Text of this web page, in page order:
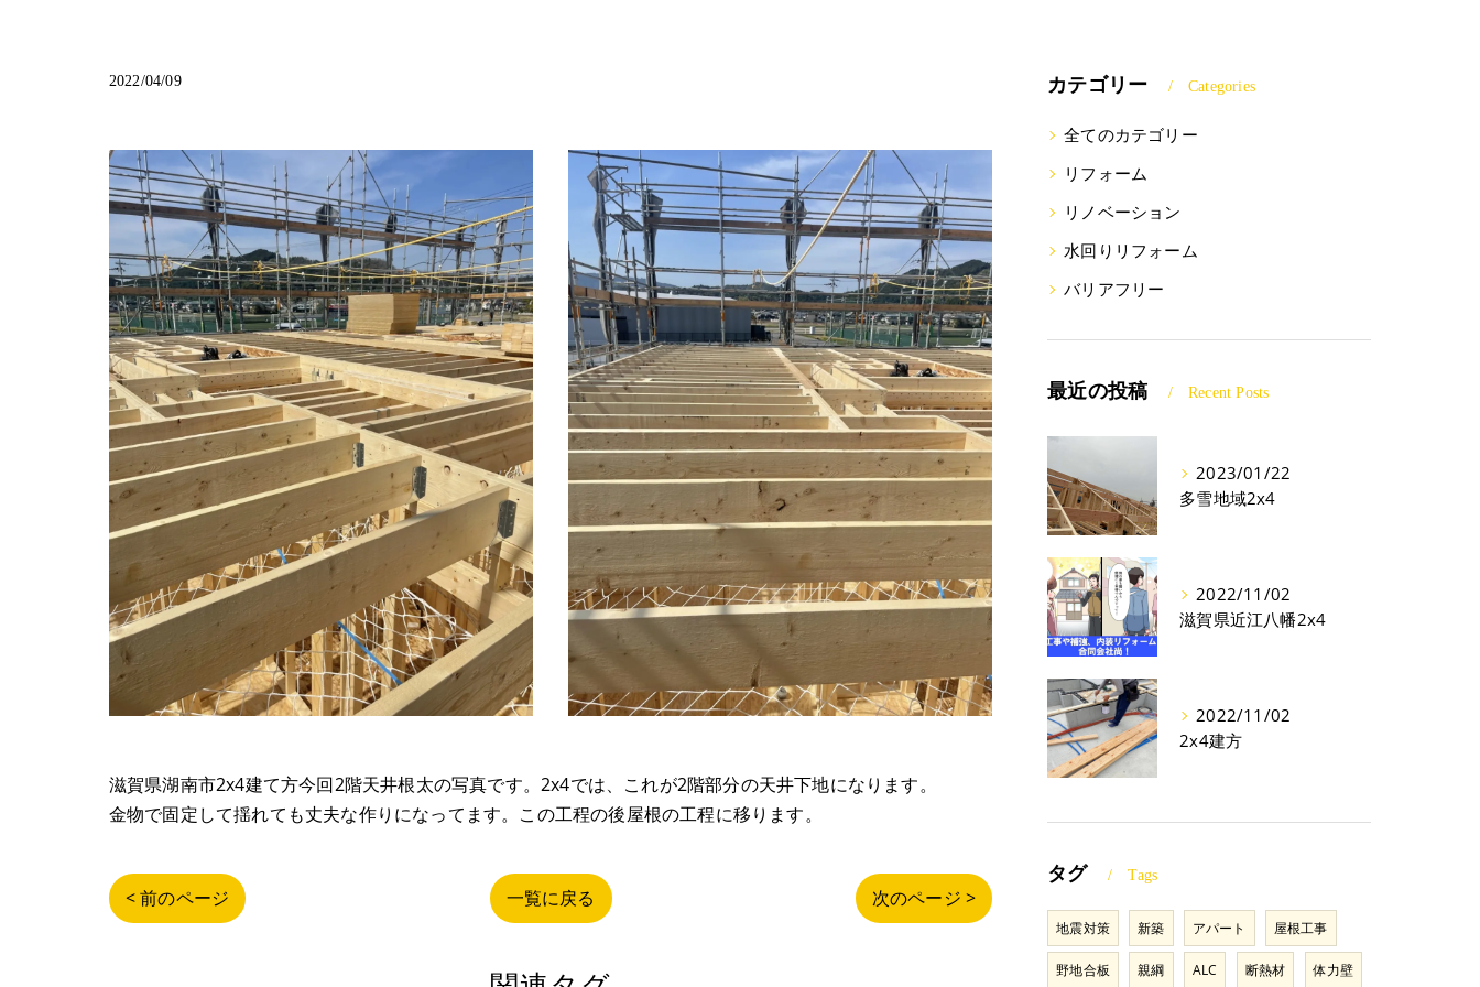
2022/04/09
滋賀県湖南市2x4建て方今回2階天井根太の写真です。2x4では、これが2階部分の天井下地になります。
金物で固定して揺れても丈夫な作りになってます。この工程の後屋根の工程に移ります。
< 前のページ 一覧に戻る 次のページ >
カテゴリー Categories
全てのカテゴリー
リフォーム
リノベーション
水回りリフォーム
バリアフリー
最近の投稿 Recent Posts
2023/01/22
多雪地域2x4
2022/11/02
滋賀県近江八幡2x4
2022/11/02
2x4建方
タグ Tags
地震対策 新築 アパート 屋根工事
野地合板 親綱 ALC 断熱材 体力壁